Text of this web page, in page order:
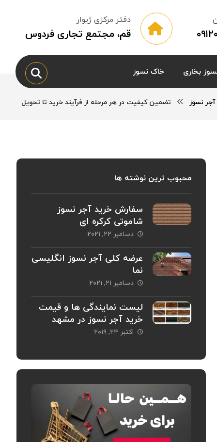
دفتر مرکزی ژیوار
قم، مجتمع تجاری فردوس
بخاری خاک نسوز
آجر نسوز تضمین کیفیت در هر مرحله از فرآیند خرید تا تحویل
محبوب ترین نوشته ها
سفارش خرید آجر نسوز
شاموتی کرکره ای
دسامبر ۲۲, ۲۰۲۱
عرضه کلی آجر نسوز انگلیسی
نما
دسامبر ۲۱, ۲۰۲۱
لیست نمایندگی ها و قیمت
خرید آجر نسوز در مشهد
اکتبر ۲۴, ۲۰۱۹